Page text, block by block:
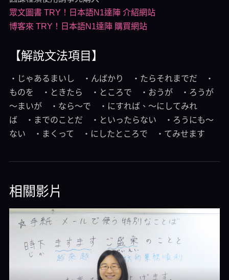
眾文圖書 TRY！日本語N1達陣 介紹網站
博客來 TRY！日本語N1達陣 購買網站
【解說文法項目】
・じゃあるまいし ・んばかり ・たらそれまでだ ・
ものを ・ときたら ・ところで ・おうが ・ろうが
～まいが ・なら～で ・にすれば、～にしてみれ
ば ・までのことだ ・といったらない ・ろうにも～
ない ・まくって ・にしたところで ・てみせます
相關影片